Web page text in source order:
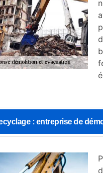
: entreprise de